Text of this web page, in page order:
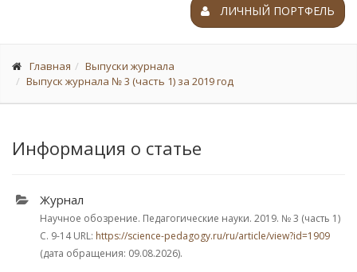
ЛИЧНЫЙ ПОРТФЕЛЬ
Главная
Выпуски журнала
Выпуск журнала № 3 (часть 1) за 2019 год
Информация о статье
Журнал
Научное обозрение. Педагогические науки. 2019. № 3 (часть 1)
С. 9-14URL: https://science-pedagogy.ru/ru/article/view?id=1909
(дата обращения: 09.08.2026).